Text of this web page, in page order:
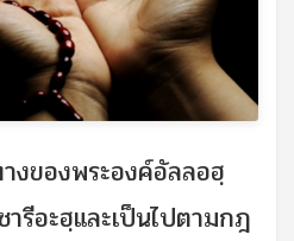
งของพระองค์อัลลอฮฺ
ารีอะฮฺและเป็นไปตามกฎ